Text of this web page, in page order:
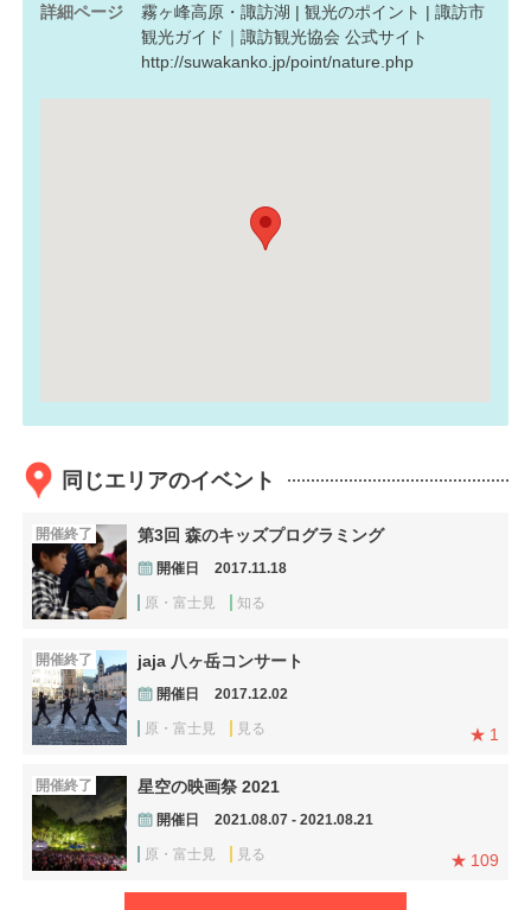
詳細ページ
霧ヶ峰高原・諏訪湖 | 観光のポイント | 諏訪市
観光ガイド｜諏訪観光協会 公式サイト
http://suwakanko.jp/point/nature.php
同じエリアのイベント
開催終了 第3回 森のキッズプログラミング
開催日 2017.11.18
原・富士見 知る
開催終了 jaja 八ヶ岳コンサート
開催日 2017.12.02
原・富士見 見る 1
開催終了 星空の映画祭 2021
開催日 2021.08.07 - 2021.08.21
原・富士見 見る 109